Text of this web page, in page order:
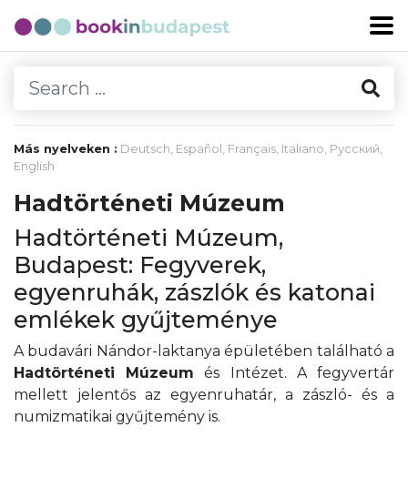
Más nyelveken : Deutsch, Español , Français, Italiano, Русский,
English
Hadtörténeti Múzeum
Hadtörténeti Múzeum,
Budapest: Fegyverek,
egyenruhák, zászlók és katonai
emlékek gyűjteménye
A budavári Nándor-laktanya épületében található a
Hadtörténeti Múzeum és Intézet. A fegyvertár
mellett jelentős az egyenruhatár, a zászló- és a
numizmatikai gyűjtemény is.